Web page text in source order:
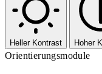
Heller Kontrast Hoher
Orientierungsmodule